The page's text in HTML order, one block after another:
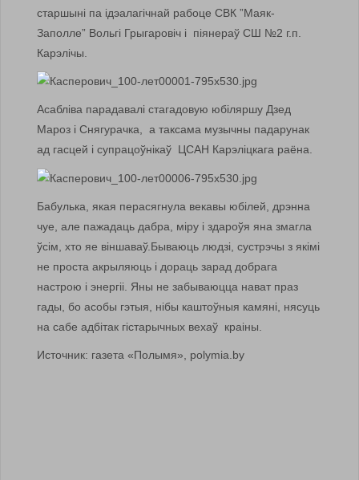
старшыні па ідэалагічнай рабоце СВК ”Маяк-
Заполле” Вольгі Грыгаровіч і піянераў СШ №2 г.п.
Карэлічы.
Асабліва парадавалі стагадовую юбіляршу Дзед
Мароз і Снягурачка, а таксама музычны падарунак
ад гасцей і супрацоўнікаў ЦСАН Карэліцкага раёна.
Бабулька, якая перасягнула векавы юбілей, дрэнна
чуе, але пажадаць дабра, міру і здароўя яна змагла
ўсім, хто яе віншаваў.Бываюць людзі, сустрэчы з якімі
не проста акрыляюць і дораць зарад добрага
настрою і энергіі. Яны не забываюцца нават праз
гады, бо асобы гэтыя, нібы каштоўныя камяні, нясуць
на сабе адбітак гістарычных вехаў краіны.
Источник: газета «Полымя», polymia.by